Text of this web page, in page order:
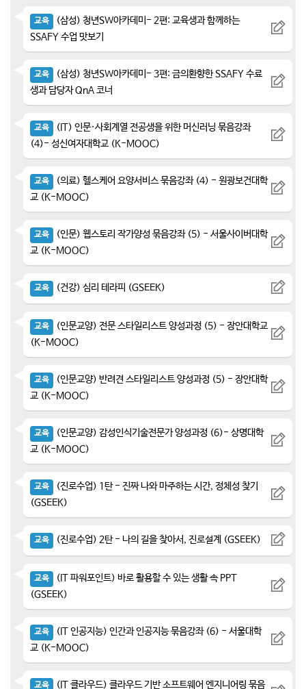
교육
(삼성) 청년SW아카데미- 2편: 교육생과 함께하는
SSAFY 수업 맛보기
교육
(삼성) 청년SW아카데미- 3편: 금의환향한 SSAFY 수료
생과 담당자 QnA 코너
교육
(IT) 인문·사회계열 전공생을 위한 머신러닝 묶음강좌
(4)- 성신여자대학교 (K-MOOC)
교육
(의료) 헬스케어 요양서비스 묶음강좌 (4) - 원광보건대학
교 (K-MOOC)
교육
(인문) 웹스토리 작가양성 묶음강좌 (5) - 서울사이버대학
교 (K-MOOC)
교육 (건강) 심리 테라피 (GSEEK)
교육
(인문교양) 전문 스타일리스트 양성과정 (5) - 장안대학교
(K-MOOC)
교육
(인문교양) 반려견 스타일리스트 양성과정 (5) - 장안대학
교 (K-MOOC)
교육
(인문교양) 감성인식기술전문가 양성과정 (6)- 상명대학
교 (K-MOOC)
교육
(진로수업) 1탄 - 진짜 나와 마주하는 시간, 정체성 찾기
(GSEEK)
교육 (진로수업) 2탄 - 나의 길을 찾아서, 진로설계 (GSEEK)
교육
(IT 파워포인트) 바로 활용할 수 있는 생활 속 PPT
(GSEEK)
교육
(IT 인공지능) 인간과 인공지능 묶음강좌 (6) - 서울대학
교 (K-MOOC)
교육 (IT 클라우드) 클라우드 기반 소프트웨어 엔지니어링 묶음